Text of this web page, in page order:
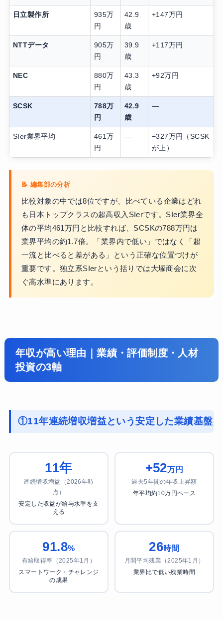
日立製作所
935万
円
42.9
歳
+147万円
NTTデータ
905万
円
39.9
歳
+117万円
NEC
880万
円
43.3
歳
+92万円
SCSK
788万
円
42.9
歳
—
SIer業界平均
461万
円
—
−327万円（SCSK
が上）
比較対象の中では8位ですが、比べている企業はどれ
も日本トップクラスの超高収入SIerです。SIer業界全
体の平均461万円と比較すれば、SCSKの788万円は
業界平均の約1.7倍。「業界内で低い」ではなく「超
一流と比べると差がある」という正確な位置づけが
重要です。独立系SIerという括りでは大塚商会に次
ぐ高水準にあります。
年収が高い理由｜業績・評価制度・人材
投資の3軸
①11年連続増収増益という安定した業績基盤
11年
連続増収増益（2026年時
点）
安定した収益が給与水準を支
える
+52万円
過去5年間の年収上昇額
年平均約10万円ペース
91.8%
有給取得率（2025年1月）
スマートワーク・チャレンジ
の成果
26時間
月間平均残業（2025年1月）
業界比で低い残業時間